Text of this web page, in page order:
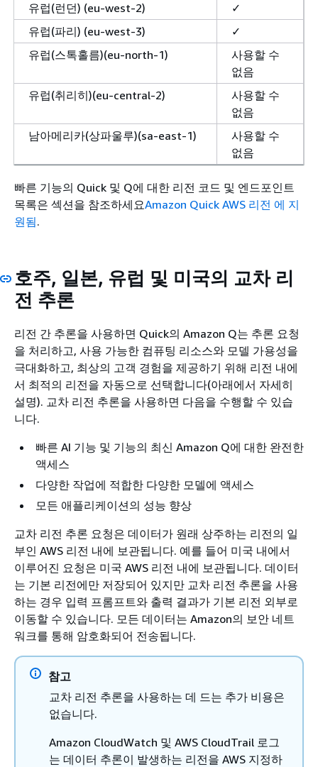
유럽(런던) (eu-west-2)
✓
유럽(파리) (eu-west-3)
✓
유럽(스톡홀름)(eu-north-1)
사용할 수
없음
유럽(취리히)(eu-central-2)
사용할 수
없음
남아메리카(상파울루)(sa-east-1)
사용할 수
없음
빠른 기능의 Quick 및 Q에 대한 리전 코드 및 엔드포인트
목록은 섹션을 참조하세요Amazon Quick AWS 리전 에 지
원됨.
호주, 일본, 유럽 및 미국의 교차 리
전 추론
리전 간 추론을 사용하면 Quick의 Amazon Q는 추론 요청
을 처리하고, 사용 가능한 컴퓨팅 리소스와 모델 가용성을
극대화하고, 최상의 고객 경험을 제공하기 위해 리전 내에
서 최적의 리전을 자동으로 선택합니다(아래에서 자세히
설명). 교차 리전 추론을 사용하면 다음을 수행할 수 있습
니다.
빠른 AI 기능 및 기능의 최신 Amazon Q에 대한 완전한
액세스
다양한 작업에 적합한 다양한 모델에 액세스
모든 애플리케이션의 성능 향상
교차 리전 추론 요청은 데이터가 원래 상주하는 리전의 일
부인 AWS 리전 내에 보관됩니다. 예를 들어 미국 내에서
이루어진 요청은 미국 AWS 리전 내에 보관됩니다. 데이터
는 기본 리전에만 저장되어 있지만 교차 리전 추론을 사용
하는 경우 입력 프롬프트와 출력 결과가 기본 리전 외부로
이동할 수 있습니다. 모든 데이터는 Amazon의 보안 네트
워크를 통해 암호화되어 전송됩니다.
참고
교차 리전 추론을 사용하는 데 드는 추가 비용은
없습니다.
Amazon CloudWatch 및 AWS CloudTrail 로그
는 데이터 추론이 발생하는 리전을 AWS 지정하